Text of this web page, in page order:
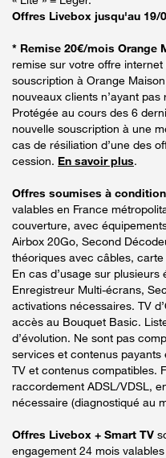
Offres Livebox jusqu'au 19/
* Remise 20€/mois Orange
remise sur votre offre
souscription à Orange
nouveaux clients n’ayant
Protégée au cours des 6
nouvelle souscription à une
cas de résiliation d’une des
cession. En savoir plus.
Offres soumises à
valables en France
couverture, avec
Airbox 20Go, Second
théoriques avec câbles,
En cas d’usage sur
Enregistreur Multi-écrans,
activations nécessaires. TV
accès au Bouquet Basic.
d’évolution. Ne sont pas
services et contenus
TV et contenus compatibles.
raccordement ADSL/VDSL,
nécessaire (diagnostiqué au
Offres Livebox + Smart TV
engagement 24 mois